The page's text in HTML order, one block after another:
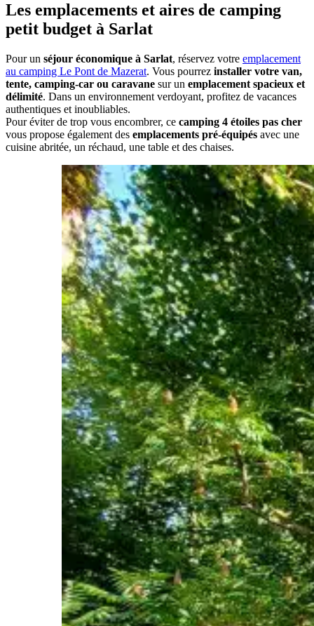
Les emplacements et aires de camping
petit budget à Sarlat
Pour un séjour économique à Sarlat, réservez votre emplacement
au camping Le Pont de Mazerat. Vous pourrez installer votre van,
tente, camping-car ou caravane sur un emplacement spacieux et
délimité. Dans un environnement verdoyant, profitez de vacances
authentiques et inoubliables.
Pour éviter de trop vous encombrer, ce camping 4 étoiles pas cher
vous propose également des emplacements pré-équipés avec une
cuisine abritée, un réchaud, une table et des chaises.